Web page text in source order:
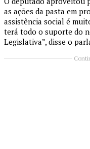
as ações da pasta em
assistência social é
terá todo o suporte do
Legislativa”, disse o